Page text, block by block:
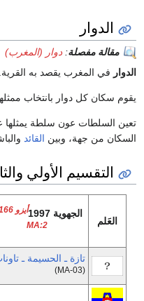
الدوار
مقالة مفصلة: دوار (المغرب)
الدوار في المغرب يقصد به
يقوم سكان كل دوار بانتخاب
تعين السلطات عون سلطة
السكان من جهة، وبين القائد
التقسيم الأولي
العَلم
الجهوية 1997
2:MA
تازة ـ الحسيمة ـ
(MA-03)